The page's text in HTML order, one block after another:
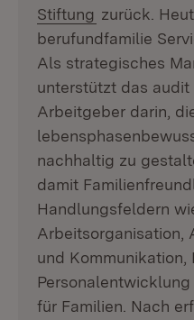
Stiftung (Öffnet in
zurück.
berufundfamilie
Als strategisches
unterstützt das
Arbeitgeber darin,
nachhaltig zu
damit
Handlungsfeldern
Arbeitsorganisation,
und Kommunikation,
für Familien. Nach